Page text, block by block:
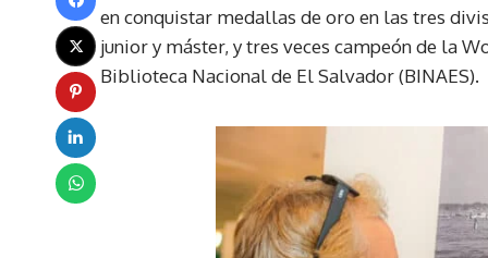
en conquistar medallas de oro en las tres
junior y máster, y tres veces campeón de la
Biblioteca Nacional de El Salvador (BINAES).